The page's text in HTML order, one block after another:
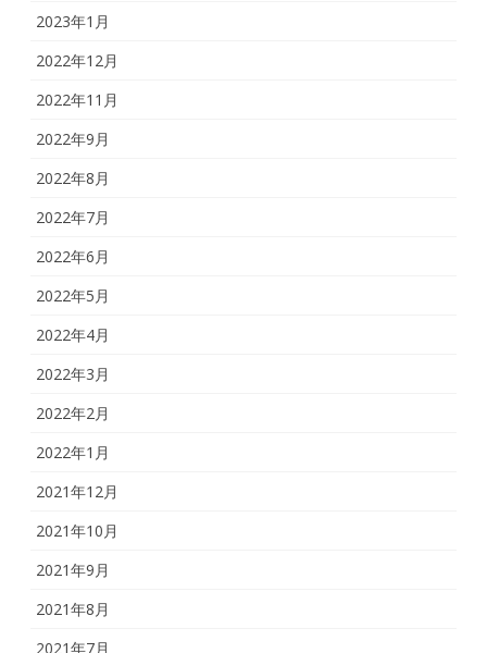
2023年1月
2022年12月
2022年11月
2022年9月
2022年8月
2022年7月
2022年6月
2022年5月
2022年4月
2022年3月
2022年2月
2022年1月
2021年12月
2021年10月
2021年9月
2021年8月
2021年7月